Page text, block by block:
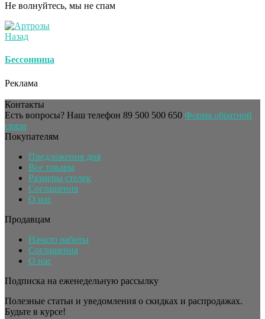
Не волнуйтесь, мы не спам
Назад
Бессонница
Реклама
Контакты
Есть вопросы? Наш телефон 89 500 500 650 Форма обратной
связи
Покупателям
Предложения дня
Все товары
Размеры стелек
Соглашения
О нас
Продавцам
Начало работы
Соглашения
О нас
Подписка на еженедельную рассылку
Полезные статьи и уведомления о скидках и распродажах.
Будьте в курсе!